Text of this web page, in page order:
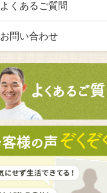
よくあるご質問
お問い合わせ